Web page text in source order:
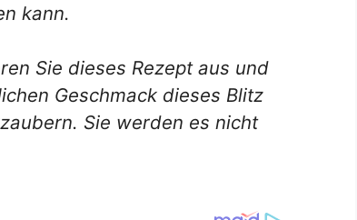
kann.
Sie dieses Rezept aus und
Geschmack dieses Blitz
Sie werden es nicht